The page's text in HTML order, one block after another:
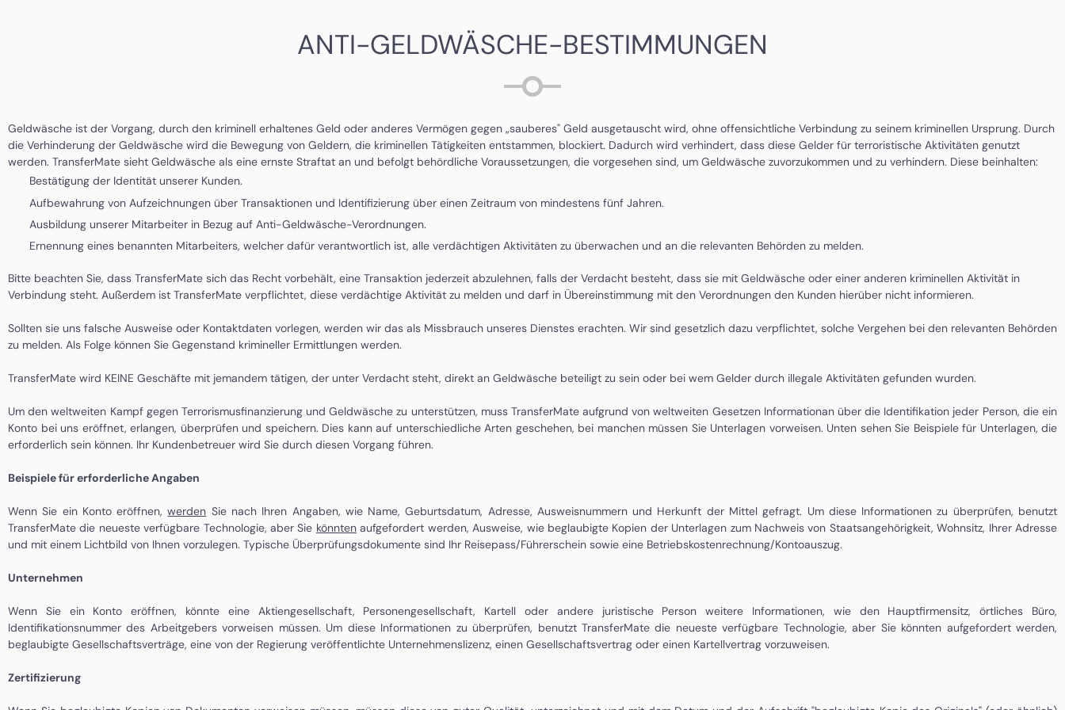
ANTI-GELDWÄSCHE-BESTIMMUNGEN
Geldwäsche ist der Vorgang, durch den kriminell erhaltenes Geld oder anderes Vermögen gegen „sauberes" Geld ausgetauscht wird, ohne offensichtliche Verbindung zu seinem kriminellen Ursprung. Durch
die Verhinderung der Geldwäsche wird die Bewegung von Geldern, die kriminellen Tätigkeiten entstammen, blockiert. Dadurch wird verhindert, dass diese Gelder für terroristische Aktivitäten genutzt
werden. TransferMate sieht Geldwäsche als eine ernste Straftat an und befolgt behördliche Voraussetzungen, die vorgesehen sind, um Geldwäsche zuvorzukommen und zu verhindern. Diese beinhalten:
Bestätigung der Identität unserer Kunden.
Aufbewahrung von Aufzeichnungen über Transaktionen und Identifizierung über einen Zeitraum von mindestens fünf Jahren.
Ausbildung unserer Mitarbeiter in Bezug auf Anti-Geldwäsche-Verordnungen.
Ernennung eines benannten Mitarbeiters, welcher dafür verantwortlich ist, alle verdächtigen Aktivitäten zu überwachen und an die relevanten Behörden zu melden.
Bitte beachten Sie, dass TransferMate sich das Recht vorbehält, eine Transaktion jederzeit abzulehnen, falls der Verdacht besteht, dass sie mit Geldwäsche oder einer anderen kriminellen Aktivität in
Verbindung steht. Außerdem ist TransferMate verpflichtet, diese verdächtige Aktivität zu melden und darf in Übereinstimmung mit den Verordnungen den Kunden hierüber nicht informieren.
Sollten sie uns falsche Ausweise oder Kontaktdaten vorlegen, werden wir das als Missbrauch unseres Dienstes erachten. Wir sind gesetzlich dazu verpflichtet, solche Vergehen bei den relevanten Behörden
zu melden. Als Folge können Sie Gegenstand krimineller Ermittlungen werden.
TransferMate wird KEINE Geschäfte mit jemandem tätigen, der unter Verdacht steht, direkt an Geldwäsche beteiligt zu sein oder bei wem Gelder durch illegale Aktivitäten gefunden wurden.
Um den weltweiten Kampf gegen Terrorismusfinanzierung und Geldwäsche zu unterstützen, muss TransferMate aufgrund von weltweiten Gesetzen Informationan über die Identifikation jeder Person, die ein
Konto bei uns eröffnet, erlangen, überprüfen und speichern. Dies kann auf unterschiedliche Arten geschehen, bei manchen müssen Sie Unterlagen vorweisen. Unten sehen Sie Beispiele für Unterlagen, die
erforderlich sein können. Ihr Kundenbetreuer wird Sie durch diesen Vorgang führen.
Beispiele für erforderliche Angaben
Wenn Sie ein Konto eröffnen,werden Sie nach Ihren Angaben, wie Name, Geburtsdatum, Adresse, Ausweisnummern und Herkunft der Mittel gefragt. Um diese Informationen zu überprüfen, benutzt
TransferMate die neueste verfügbare Technologie, aber Sie könntenaufgefordert werden, Ausweise, wie beglaubigte Kopien der Unterlagen zum Nachweis von Staatsangehörigkeit, Wohnsitz, Ihrer Adresse
und mit einem Lichtbild von Ihnen vorzulegen. Typische Überprüfungsdokumente sind Ihr Reisepass/Führerschein sowie eine Betriebskostenrechnung/Kontoauszug.
Unternehmen
Wenn Sie ein Konto eröffnen, könnte eine Aktiengesellschaft, Personengesellschaft, Kartell oder andere juristische Person weitere Informationen, wie den Hauptfirmensitz, örtliches Büro,
Identifikationsnummer des Arbeitgebers vorweisen müssen. Um diese Informationen zu überprüfen, benutzt TransferMate die neueste verfügbare Technologie, aber Sie könnten aufgefordert werden,
beglaubigte Gesellschaftsverträge, eine von der Regierung veröffentlichte Unternehmenslizenz, einen Gesellschaftsvertrag oder einen Kartellvertrag vorzuweisen.
Zertifizierung